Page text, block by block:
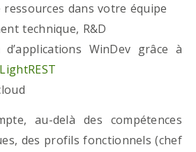
dans votre équipe
technique, R&D
WinDev grâce à
LightREST
au-delà des compétences
des profils fonctionnels (chef